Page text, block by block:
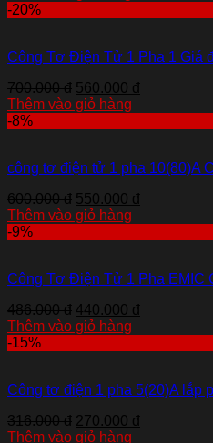
-20%
Công Tơ Điện Tử 1 Pha 1 Giá
700.000 đ 560.000 đ
Thêm vào giỏ hàng
-8%
công tơ điện tử 1 pha 10(80)A
600.000 đ 550.000 đ
Thêm vào giỏ hàng
-9%
Công Tơ Điện Tử 1 Pha EMIC
486.000 đ 440.000 đ
Thêm vào giỏ hàng
-15%
Công tơ điện 1 pha 5(20)A lắp
316.000 đ 270.000 đ
Thêm vào giỏ hàng